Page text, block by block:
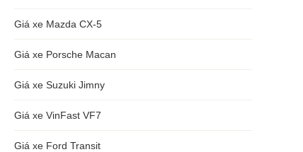
Giá xe Mazda CX-5
Giá xe Porsche Macan
Giá xe Suzuki Jimny
Giá xe VinFast VF7
Giá xe Ford Transit